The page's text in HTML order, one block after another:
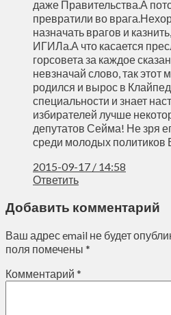
даже Правительства.А
превратили во
назначать врагов и
ИГИЛа.А что касается
горсовета за каждое
невзначай слово, так этот
родился и вырос в
специальности и знает
избирателей лучше
депутатов Сейма! Не зря
среди молодых политиков
2015-09-17 / 14:58
Ответить
Добавить комментарий
Ваш адрес email не будет
поля помечены *
Комментарий *